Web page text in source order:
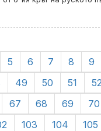
5 6 7 8 9
49 50 51 52
67 68 69 70
103 104 105